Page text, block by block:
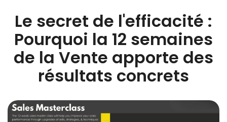
Le secret de l'efficacité :
Pourquoi la 12 semaines
de la Vente apporte des
résultats concrets